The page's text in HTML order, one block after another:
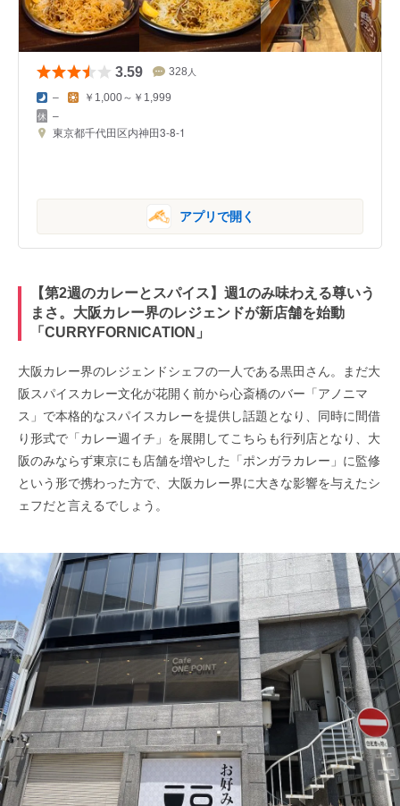
3.59 328 人
– ￥1,000～￥1,999
–
東京都千代田区内神田3-8-1
アプリで開く
【第2週のカレーとスパイス】週1のみ味わえる尊いう
まさ。大阪カレー界のレジェンドが新店舗を始動
「CURRYFORNICATION」
大阪カレー界のレジェンドシェフの一人である黒田さん。まだ大
阪スパイスカレー文化が花開く前から心斎橋のバー「アノニマ
ス」で本格的なスパイスカレーを提供し話題となり、同時に間借
り形式で「カレー週イチ」を展開してこちらも行列店となり、大
阪のみならず東京にも店舗を増やした「ポンガラカレー」に監修
という形で携わった方で、大阪カレー界に大きな影響を与えたシ
ェフだと言えるでしょう。